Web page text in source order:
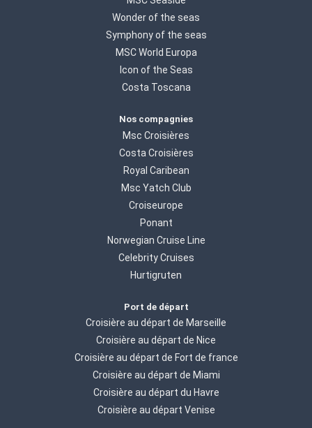
Wonder of the seas
Symphony of the seas
MSC World Europa
Icon of the Seas
Costa Toscana
Nos compagnies
Msc Croisières
Costa Croisières
Royal Caribean
Msc Yatch Club
Croiseurope
Ponant
Norwegian Cruise Line
Celebrity Cruises
Hurtigruten
Port de départ
Croisière au départ de Marseille
Croisière au départ de Nice
Croisière au départ de Fort de france
Croisière au départ de Miami
Croisière au départ du Havre
Croisière au départ Venise